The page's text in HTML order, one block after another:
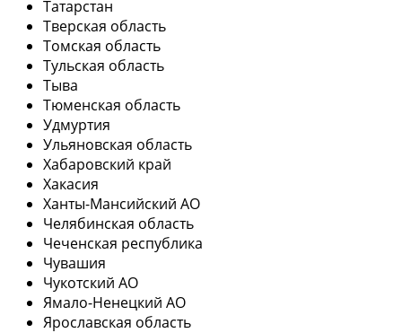
Татарстан
Тверская область
Томская область
Тульская область
Тыва
Тюменская область
Удмуртия
Ульяновская область
Хабаровский край
Хакасия
Ханты-Мансийский АО
Челябинская область
Чеченская республика
Чувашия
Чукотский АО
Ямало-Ненецкий АО
Ярославская область